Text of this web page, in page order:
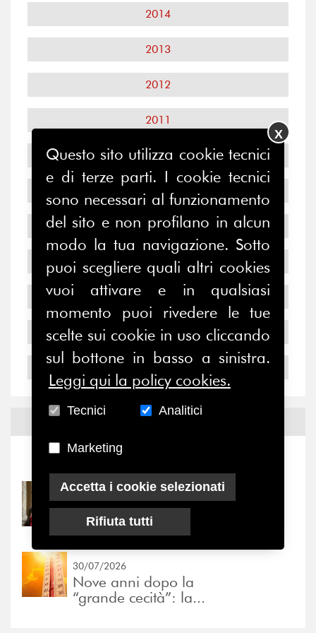
2014
2013
2012
2011
2010
2009
2008
2006
2005
2004
31/07/2026
Prima della pausa estiva,
il valore di...
30/07/2026
Nove anni dopo la
“grande cecità”: la...
Questo sito utilizza cookie tecnici
e di terze parti. I cookie tecnici
sono necessari al funzionamento
del sito e non profilano in alcun
modo la tua navigazione. Sotto
puoi scegliere quali altri cookies
vuoi attivare e in qualsiasi
momento puoi rivedere le tue
scelte sui cookie in uso cliccando
sul bottone in basso a sinistra.
Leggi qui la policy cookies.
Tecnici Analitici
Marketing
Accetta i cookie selezionati
Rifiuta tutti
X